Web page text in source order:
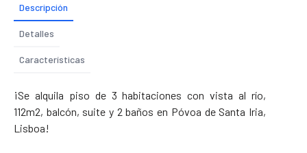
Descripción
Detalles
Características
¡Se alquila piso de 3 habitaciones con vista al río,
112m2, balcón, suite y 2 baños en Póvoa de Santa Iria,
Lisboa!